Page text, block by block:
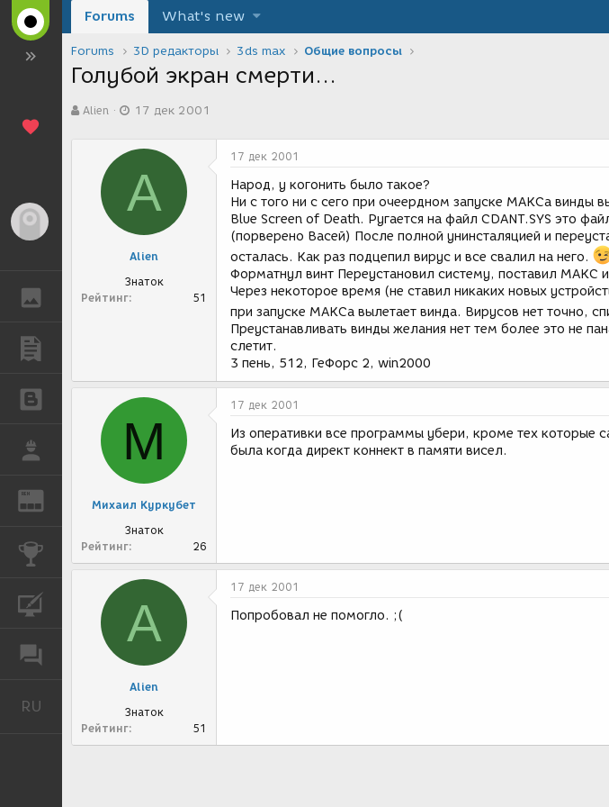
ГАЛЕРЕЯ
РАБОТА
REN ЖУРНАЛ
КОНКУРСЫ
КУРСЫ
ФОРУМ
RU
Forums What's new
Forums 3D редакторы 3ds max Общие вопросы
Голубой экран смерти...
в
Alien
а
а
о
з
д
и
я
17 дек 2001
A
Alien
Знаток
Рейтинг
51
17 дек 2001
Народ, у когонить было такое?
Ни с того ни с сего при очеердном запуске МАКСа винды
Blue Screen of Death. Ругается на файл CDANT.SYS это
(порверено Васей) После полной унинсталяцией и
осталась. Как раз подцепил вирус и все свалил на него.
Форматнул винт Переустановил систему, поставил МАКС
Через некоторое время (не ставил никаких новых
при запуске МАКСа вылетает винда. Вирусов нет точно,
Преустанавливать винды желания нет тем более это не
слетит.
3 пень, 512, ГеФорс 2, win2000
М
Михаил Куркубет
Знаток
Рейтинг
26
17 дек 2001
Из оперативки все программы убери, кроме тех которые
была когда директ коннект в памяти висел.
A
Alien
Знаток
Рейтинг
51
17 дек 2001
Попробовал не помогло. ;(